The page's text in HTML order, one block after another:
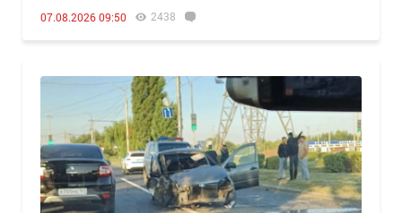
07.08.2026 09:50 2438